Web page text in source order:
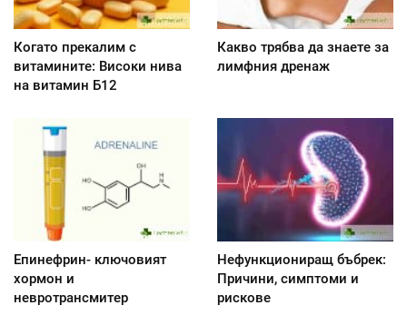
Когато прекалим с
витамините: Високи нива
на витамин Б12
Какво трябва да знаете за
лимфния дренаж
Епинефрин- ключовият
хормон и
невротрансмитер
Нефункциониращ бъбрек:
Причини, симптоми и
рискове